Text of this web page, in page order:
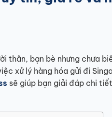
thân, bạn bè nhưng chưa
xử lý hàng hóa gửi đi
sẽ giúp bạn giải đáp chi